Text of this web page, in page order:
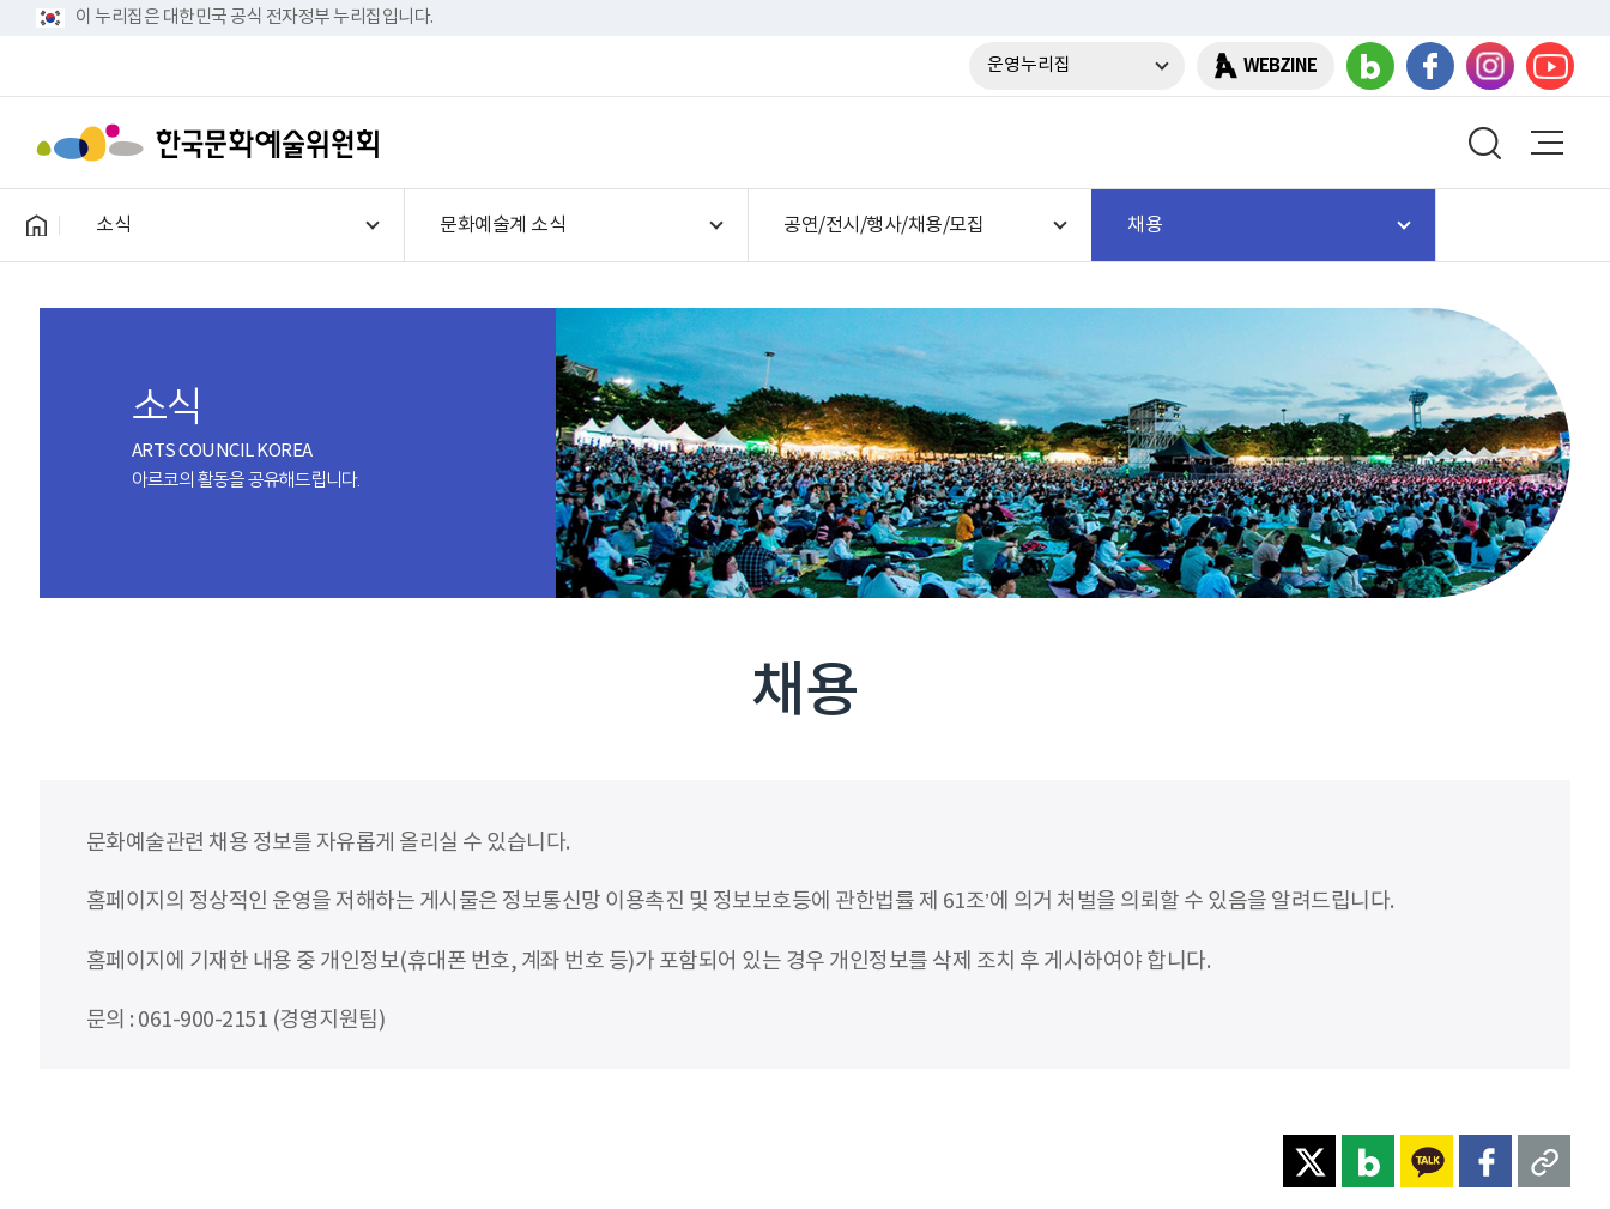
이 누리집은 대한민국 공식 전자정부 누리집입니다.
운영누리집 WEBZINE
소식 문화예술계 소식 공연/전시/행사/채용/모집 채용
소식
ARTS COUNCIL KOREA
아르코의 활동을 공유해드립니다.
채용
문화예술관련 채용 정보를 자유롭게 올리실 수 있습니다.
홈페이지의 정상적인 운영을 저해하는 게시물은 정보통신망 이용촉진 및 정보보호등에 관한법률 제 61조’에 의거 처벌을 의뢰할 수 있음을 알려드립니다.
홈페이지에 기재한 내용 중 개인정보(휴대폰 번호, 계좌 번호 등)가 포함되어 있는 경우 개인정보를 삭제 조치 후 게시하여야 합니다.
문의 : 061-900-2151 (경영지원팀)